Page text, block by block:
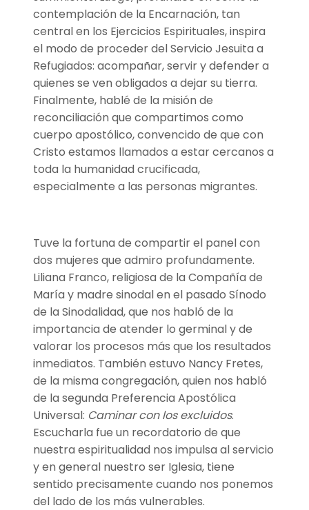
contemplación de la Encarnación, tan
central en los Ejercicios Espirituales, inspira
el modo de proceder del Servicio Jesuita a
Refugiados: acompañar, servir y defender a
quienes se ven obligados a dejar su tierra.
Finalmente, hablé de la misión de
reconciliación que compartimos como
cuerpo apostólico, convencido de que con
Cristo estamos llamados a estar cercanos a
toda la humanidad crucificada,
especialmente a las personas migrantes.
Tuve la fortuna de compartir el panel con
dos mujeres que admiro profundamente.
Liliana Franco, religiosa de la Compañía de
María y madre sinodal en el pasado Sínodo
de la Sinodalidad, que nos habló de la
importancia de atender lo germinal y de
valorar los procesos más que los resultados
inmediatos. También estuvo Nancy Fretes,
de la misma congregación, quien nos habló
de la segunda Preferencia Apostólica
Universal: Caminar con los excluidos.
Escucharla fue un recordatorio de que
nuestra espiritualidad nos impulsa al servicio
y en general nuestro ser Iglesia, tiene
sentido precisamente cuando nos ponemos
del lado de los más vulnerables.